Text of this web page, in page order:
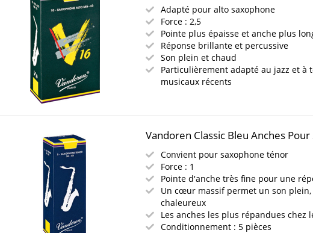
Adapté pour alto saxophone
Force : 2,5
Pointe plus épaisse et anche plus
Réponse brillante et percussive
Son plein et chaud
Particulièrement adapté au jazz et à
musicaux récents
Vandoren Classic Bleu Anches
Convient pour saxophone ténor
Force : 1
Pointe d'anche très fine pour une
Un cœur massif permet un son
chaleureux
Les anches les plus répandues chez
Conditionnement : 5 pièces